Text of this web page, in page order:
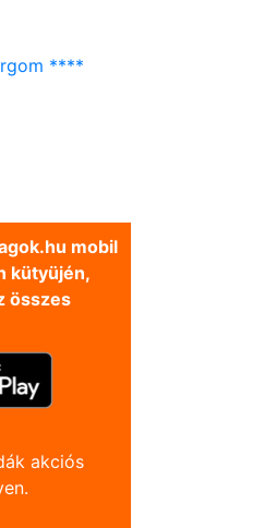
****
mobil
kütyüjén,
összes
akciós